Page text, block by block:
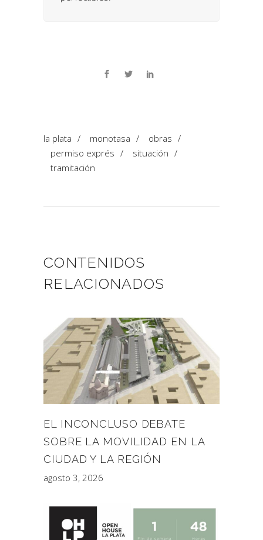
la plata / monotasa / obras /
permiso exprés / situación /
tramitación
CONTENIDOS
RELACIONADOS
EL INCONCLUSO DEBATE
SOBRE LA MOVILIDAD EN LA
CIUDAD Y LA REGIÓN
agosto 3, 2026